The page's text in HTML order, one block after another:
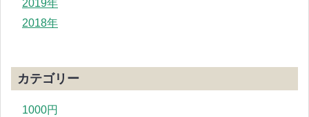
2019年
2018年
カテゴリー
1000円